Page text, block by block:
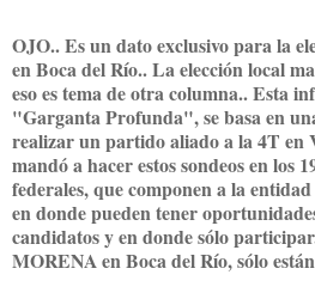
OJO.. Es un dato exclusivo para la
en Boca del Río.. La elección local
eso es tema de otra columna.. Esta
"Garganta Profunda", se basa en
realizar un partido aliado a la 4T en
mandó a hacer estos sondeos en los
federales, que componen a la
en donde pueden tener
candidatos y en donde sólo
MORENA en Boca del Río, sólo